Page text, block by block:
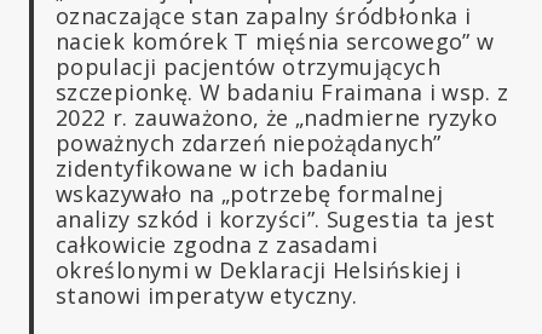
oznaczające stan zapalny śródbłonka i
naciek komórek T mięśnia sercowego” w
populacji pacjentów otrzymujących
szczepionkę. W badaniu Fraimana i wsp. z
2022 r. zauważono, że „nadmierne ryzyko
poważnych zdarzeń niepożądanych”
zidentyfikowane w ich badaniu
wskazywało na „potrzebę formalnej
analizy szkód i korzyści”. Sugestia ta jest
całkowicie zgodna z zasadami
określonymi w Deklaracji Helsińskiej i
stanowi imperatyw etyczny.